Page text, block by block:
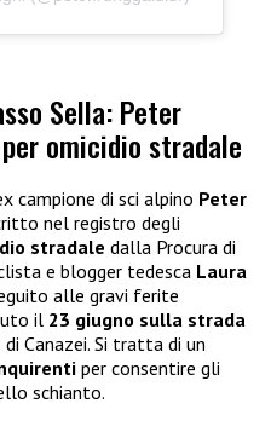
Sella: Peter
omicidio stradale
campione di sci alpino Peter
nel registro degli
stradale dalla Procura di
e blogger tedesca Laura
alle gravi ferite
il 23 giugno sulla strada
Canazei. Si tratta di un
per consentire gli
schianto.